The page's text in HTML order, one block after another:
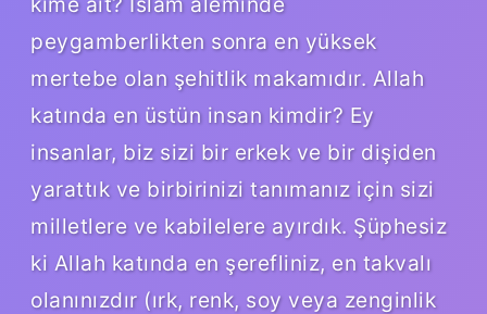
peygamberlikten sonra en yüksek
mertebe olan şehitlik makamıdır. Allah
katında en üstün insan kimdir? Ey
insanlar, biz sizi bir erkek ve bir dişiden
yarattık ve birbirinizi tanımanız için sizi
milletlere ve kabilelere ayırdık. Şüphesiz
ki Allah katında en şerefliniz, en takvalı
olanınızdır (ırk, renk, soy veya zenginlik